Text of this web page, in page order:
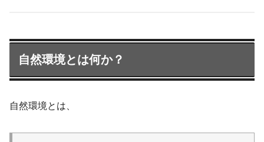
自然環境とは何か？
自然環境とは、